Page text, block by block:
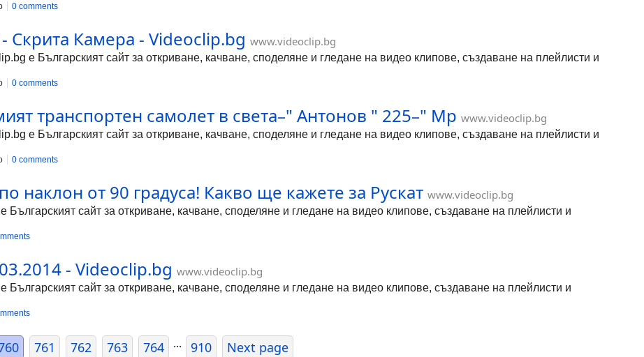
0 comments
Скрита Камера - Videoclip.bg www.videoclip.bg
е Българският сайт за откриване, качване, споделяне и гледане на видео клипове, създаване на плейлисти и
0 comments
транспортен самолет в света–" Антонов " 225–" Мр www.videoclip.bg
е Българският сайт за откриване, качване, споделяне и гледане на видео клипове, създаване на плейлисти и
0 comments
наклон от 90 градуса! Какво ще кажете за Рускат www.videoclip.bg
Българският сайт за откриване, качване, споделяне и гледане на видео клипове, създаване на плейлисти и
- Videoclip.bg www.videoclip.bg
Българският сайт за откриване, качване, споделяне и гледане на видео клипове, създаване на плейлисти и
761 762 763 764 ... 910 Next page